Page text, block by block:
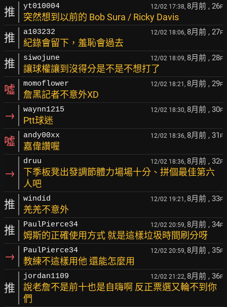
推 yt010004 12/02 17:38, 8月前 , 26F
突然想到以前的 Bob Sura / Ricky Davis
推 a103232 12/02 18:06, 8月前 , 27F
紀錄會留下，羞恥會過去
推 siwojune 12/02 18:09, 8月前 , 28F
讓球權讓到沒得分是不是不想打了
噓 momoflower 12/02 18:21, 8月前 , 29F
詹黑記者不意外XD
→ waynn1215 12/02 18:30, 8月前 , 30F
Ptt球迷
噓 andy00xx 12/02 18:36, 8月前 , 31 F
嘉偉讚喔
→
druu 12/02 18:36, 8月前 , 32F
下季板凳出發調節體力場場十分、拼個最佳第六
人吧
推 windid 12/02 19:21, 8月前 , 33F
羌羌不意外
推 PaulPierce34 12/02 20:59, 8月前 , 34F
姆斯的正確使用方式 就是這樣垃圾時間刷分呀
→ PaulPierce34 12/02 20:59, 8月前 , 35F
教練不這樣用他 還能怎麼用
推
jordan1109 12/02 21:22, 8月前 , 36F
說老詹不是前十也是自嗨啊 反正票選又輪不到你
們